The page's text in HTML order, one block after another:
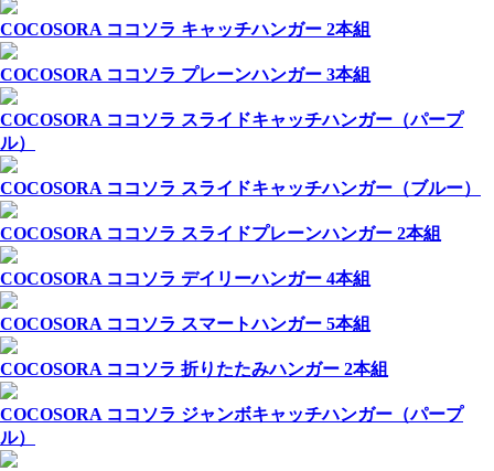
COCOSORA ココソラ キャッチハンガー 2本組
COCOSORA ココソラ プレーンハンガー 3本組
COCOSORA ココソラ スライドキャッチハンガー（パープ
ル）
COCOSORA ココソラ スライドキャッチハンガー（ブルー）
COCOSORA ココソラ スライドプレーンハンガー 2本組
COCOSORA ココソラ デイリーハンガー 4本組
COCOSORA ココソラ スマートハンガー 5本組
COCOSORA ココソラ 折りたたみハンガー 2本組
COCOSORA ココソラ ジャンボキャッチハンガー（パープ
ル）